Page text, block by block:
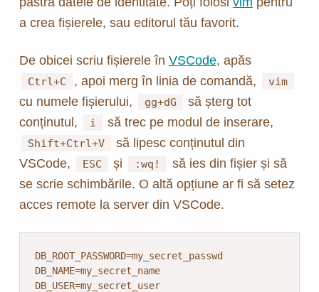
a crea fișierele, sau editorul tău favorit.
De obicei scriu fișierele în VSCode, apăs
Ctrl+C , apoi merg în linia de comandă, vim
cu numele fișierului, gg+dG
să șterg tot
conținutul,
i să trec pe modul de inserare,
Shift+Ctrl+V
să lipesc conținutul din
VSCode,
ESC și :wq!
să ies din fișier și să
se scrie schimbările. O altă opțiune ar fi să setez
acces remote la server din VSCode.
DB_ROOT_PASSWORD=my_secret_passwd
DB_NAME=my_secret_name
DB_USER=my_secret_user